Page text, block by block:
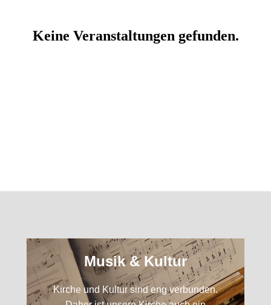
Musik & Kultur
Kirche und Kultur sind eng verbunden.